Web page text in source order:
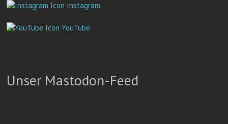
Instagram
YouTube
Unser Mastodon-Feed